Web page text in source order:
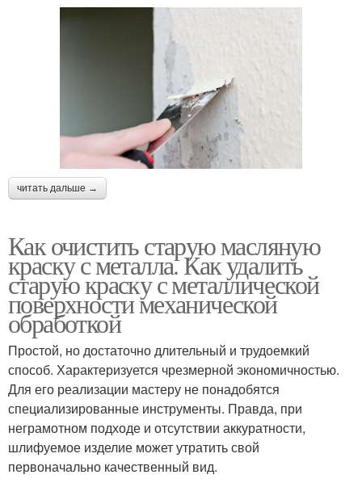
читать дальше →
Как очистить старую масляную
краску с металла. Как удалить
старую краску с металлической
поверхности механической
обработкой
Простой, но достаточно длительный и трудоемкий
способ. Характеризуется чрезмерной экономичностью.
Для его реализации мастеру не понадобятся
специализированные инструменты. Правда, при
неграмотном подходе и отсутствии аккуратности,
шлифуемое изделие может утратить свой
первоначально качественный вид.